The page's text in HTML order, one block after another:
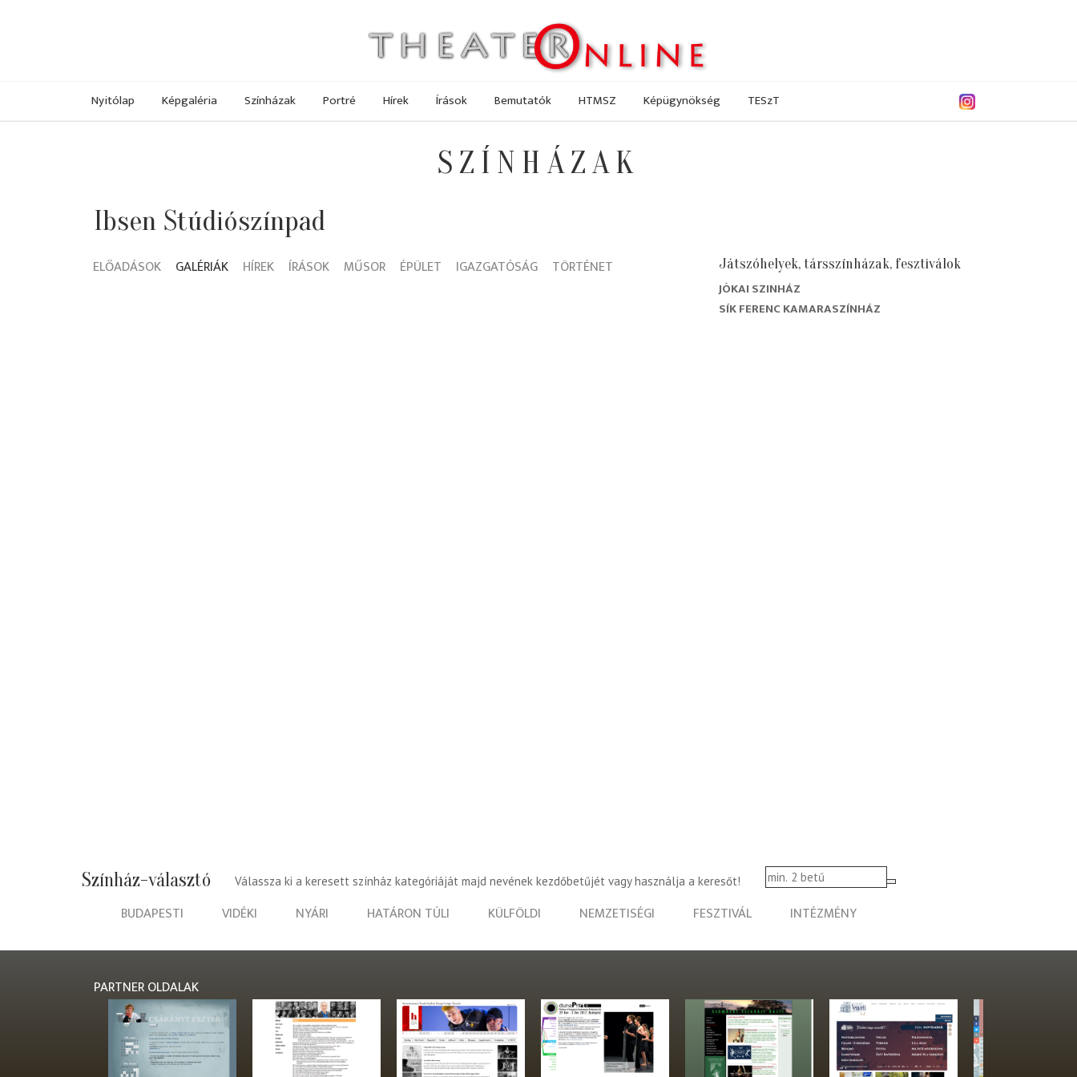
Nyitólap Képgaléria Színházak Portré Hírek Írások Bemutatók HTMSZ Képügynökség TESzT
SZÍNHÁZAK
Ibsen Stúdiószínpad
ELŐADÁSOK GALÉRIÁK HÍREK ÍRÁSOK MŰSOR ÉPÜLET IGAZGATÓSÁG TÖRTÉNET Játszóhelyek, társszínházak, fesztiválok
JÓKAI SZINHÁZ
SÍK FERENC KAMARASZÍNHÁZ
Színház-választó Válassza ki a keresett színház kategóriáját majd nevének kezdőbetűjét vagy használja a keresőt!
BUDAPESTI VIDÉKI NYÁRI HATÁRON TÚLI KÜLFÖLDI NEMZETISÉGI FESZTIVÁL INTÉZMÉNY
PARTNER OLDALAK